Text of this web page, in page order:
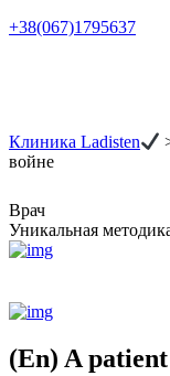
+38(067)1795637
Клиника Ladisten
войне
Врач
Уникальная
(En) A